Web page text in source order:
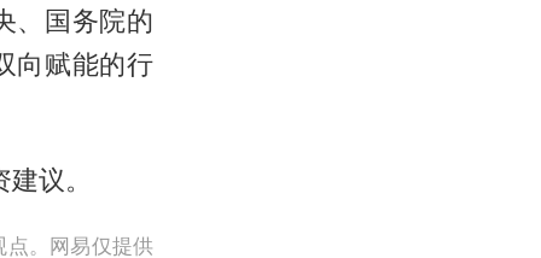
、国务院的
向赋能的行
议。
点。网易仅提供